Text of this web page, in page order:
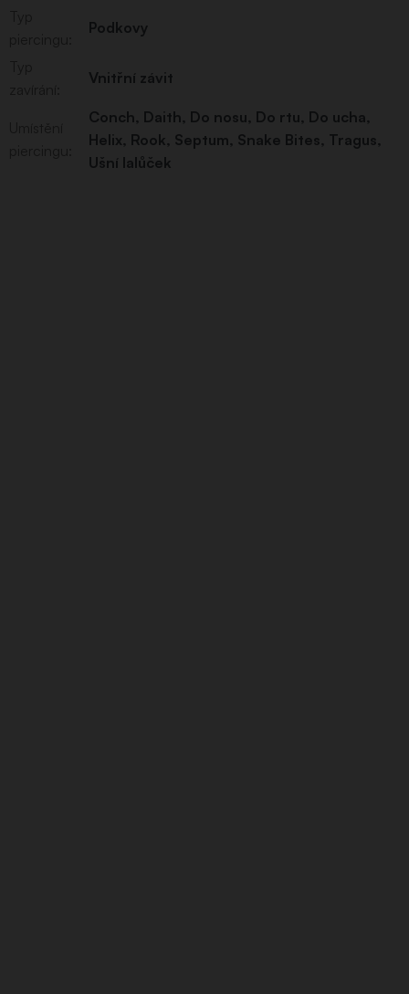
Podkovy
Vnitřní závit
Conch, Daith, Do nosu, Do rtu, Do ucha,
Helix, Rook, Septum, Snake Bites, Tragus,
Ušní lalůček